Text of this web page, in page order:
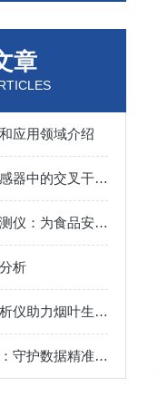
章
应用领域介绍
介绍电化学气体传感器中的交叉干扰补偿
德图食用油品质检测仪：为食品安全保驾护航
析
应用讲解｜烟气分析仪助力烟叶生产提质增效
温湿度自动记录仪：守护数据精准性的核心工具